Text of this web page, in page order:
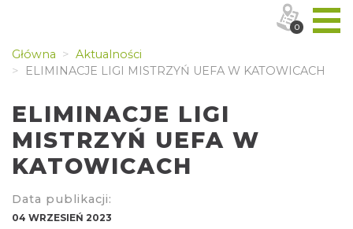
Główna
Aktualności
ELIMINACJE LIGI MISTRZYŃ UEFA W KATOWICACH
ELIMINACJE LIGI
MISTRZYŃ UEFA W
KATOWICACH
Data publikacji:
04 WRZESIEŃ 2023
0